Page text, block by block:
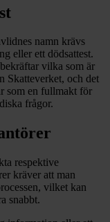
namn krävs
eller ett dödsattest.
vilka som är
Skatteverket, och det
som en fullmakt för
frågor.
respektive
kräver att man
vilket kan
snabbt.